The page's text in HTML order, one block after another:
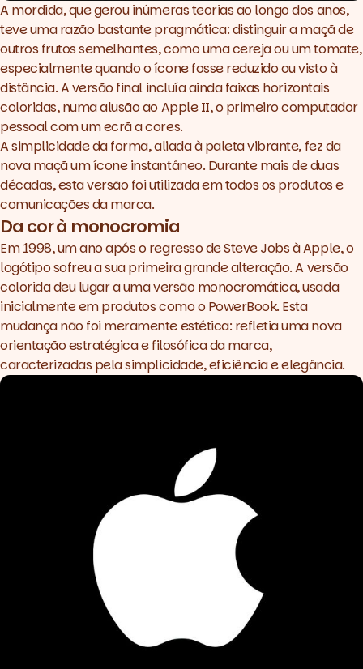
A mordida, que gerou inúmeras teorias ao longo dos anos,
teve uma razão bastante pragmática: distinguir a maçã de
outros frutos semelhantes, como uma cereja ou um tomate,
especialmente quando o ícone fosse reduzido ou visto à
distância. A versão final incluía ainda faixas horizontais
coloridas, numa alusão ao Apple II, o primeiro computador
pessoal com um ecrã a cores.
A simplicidade da forma, aliada à paleta vibrante, fez da
nova maçã um ícone instantâneo. Durante mais de duas
décadas, esta versão foi utilizada em todos os produtos e
comunicações da marca.
Da cor à monocromia
Em 1998, um ano após o regresso de Steve Jobs à Apple, o
logótipo sofreu a sua primeira grande alteração. A versão
colorida deu lugar a uma versão monocromática, usada
inicialmente em produtos como o PowerBook. Esta
mudança não foi meramente estética: refletia uma nova
orientação estratégica e filosófica da marca,
caracterizadas pela simplicidade, eficiência e elegância.